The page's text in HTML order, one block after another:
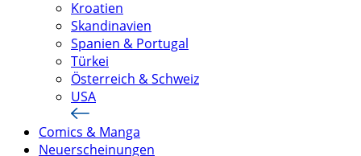
Kroatien
Skandinavien
Spanien & Portugal
Türkei
Österreich & Schweiz
USA
Comics & Manga
Neuerscheinungen